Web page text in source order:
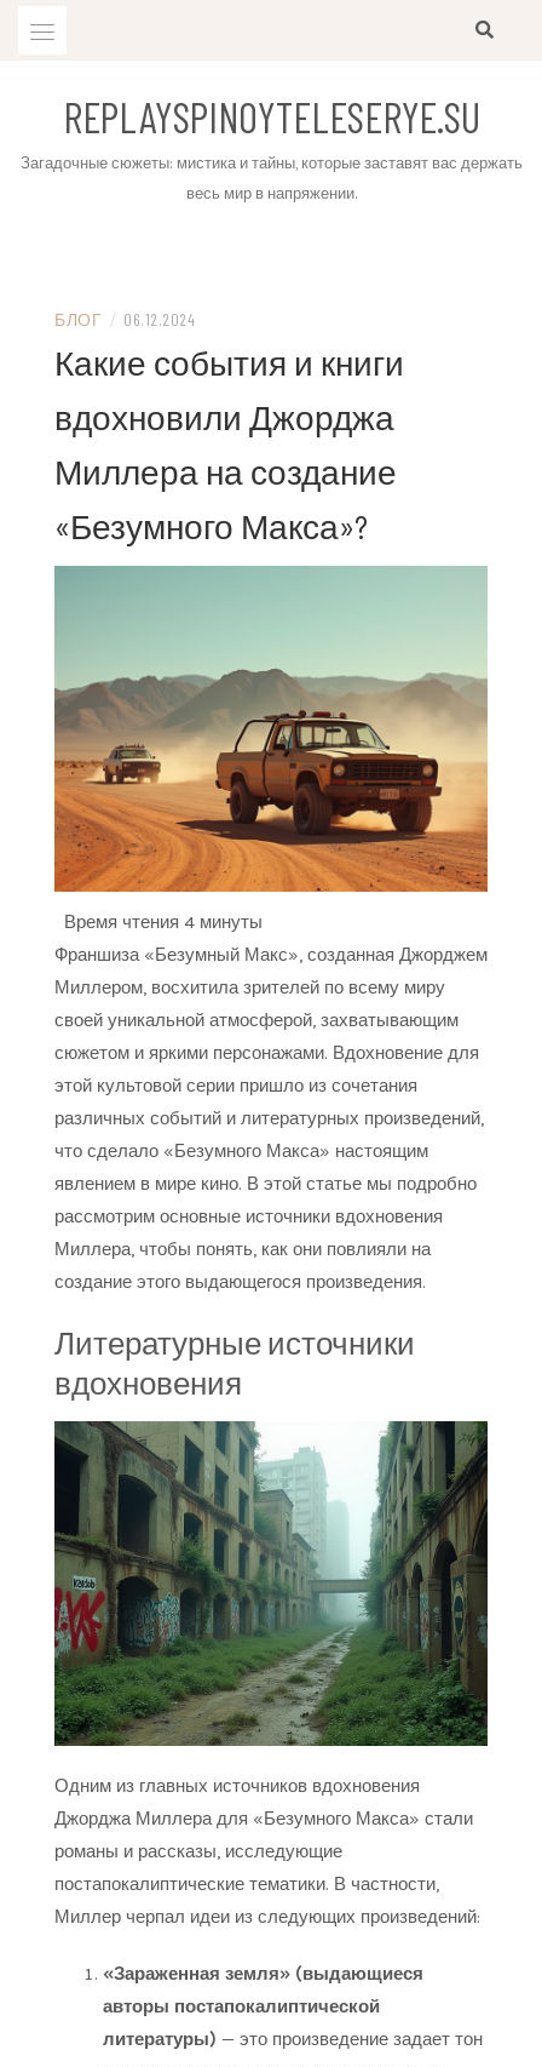
REPLAYSPINOYTELESERYE.SU
Загадочные сюжеты: мистика и тайны, которые заставят вас держать
весь мир в напряжении.
БЛОГ / 06.12.2024
Какие события и книги
вдохновили Джорджа
Миллера на создание
«Безумного Макса»?
Время чтения 4 минуты
Франшиза «Безумный Макс», созданная Джорджем
Миллером, восхитила зрителей по всему миру
своей уникальной атмосферой, захватывающим
сюжетом и яркими персонажами. Вдохновение для
этой культовой серии пришло из сочетания
различных событий и литературных произведений,
что сделало «Безумного Макса» настоящим
явлением в мире кино. В этой статье мы подробно
рассмотрим основные источники вдохновения
Миллера, чтобы понять, как они повлияли на
создание этого выдающегося произведения.
Литературные источники
вдохновения
Одним из главных источников вдохновения
Джорджа Миллера для «Безумного Макса» стали
романы и рассказы, исследующие
постапокалиптические тематики. В частности,
Миллер черпал идеи из следующих произведений:
«Зараженная земля» (выдающиеся
авторы постапокалиптической
литературы) — это произведение задает тон